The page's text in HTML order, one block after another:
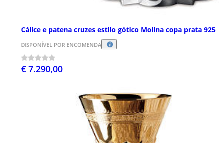
Cálice e patena cruzes estilo gótico Molina copa prata 925
DISPONÍVEL POR ENCOMENDA
€ 7.290,00